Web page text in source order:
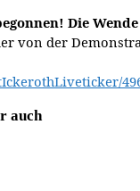
Die
von der
auch